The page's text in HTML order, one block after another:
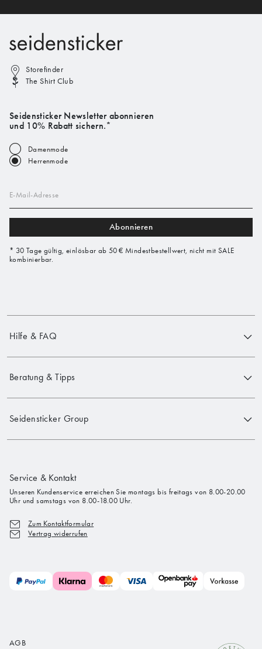
Storefinder
The Shirt Club
Seidensticker Newsletter abonnieren
und 10% Rabatt sichern.*
Damenmode
Herrenmode
E-Mail-Adresse
Abonnieren
* 30 Tage gültig, einlösbar ab 50 € Mindestbestellwert, nicht mit SALE
kombinierbar.
Hilfe & FAQ
Beratung & Tipps
Seidensticker Group
Service & Kontakt
Unseren Kundenservice erreichen Sie montags bis freitags von 8.00-20.00
Uhr und samstags von 8.00-18.00 Uhr.
Zum Kontaktformular
Vertrag widerrufen
AGB